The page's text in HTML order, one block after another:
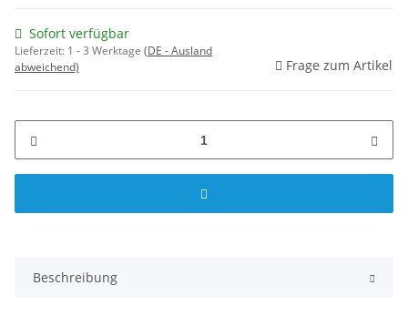
Sofort verfügbar
Lieferzeit: 1 - 3 Werktage (DE - Ausland
abweichend)
Frage zum Artikel
Beschreibung